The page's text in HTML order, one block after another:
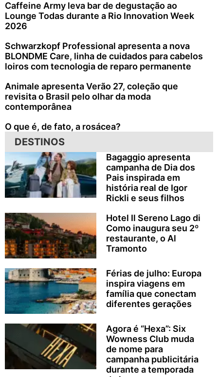
Caffeine Army leva bar de degustação ao
Lounge Todas durante a Rio Innovation Week
2026
Schwarzkopf Professional apresenta a nova
BLONDME Care, linha de cuidados para cabelos
loiros com tecnologia de reparo permanente
Animale apresenta Verão 27, coleção que
revisita o Brasil pelo olhar da moda
contemporânea
O que é, de fato, a rosácea?
DESTINOS
Bagaggio apresenta
campanha de Dia dos
Pais inspirada em
história real de Igor
Rickli e seus filhos
Hotel Il Sereno Lago di
Como inaugura seu 2º
restaurante, o Al
Tramonto
Férias de julho: Europa
inspira viagens em
família que conectam
diferentes gerações
Agora é “Hexa”: Six
Wowness Club muda
de nome para
campanha publicitária
durante a temporada